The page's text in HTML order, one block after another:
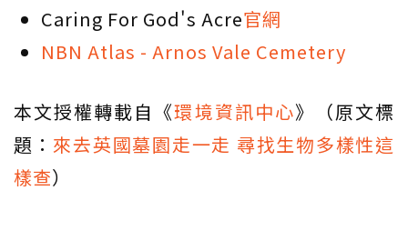
Caring For God's Acre官網
NBN Atlas - Arnos Vale Cemetery
本文授權轉載自《環境資訊中心》（原文標
題：來去英國墓園走一走 尋找生物多樣性這
樣查）